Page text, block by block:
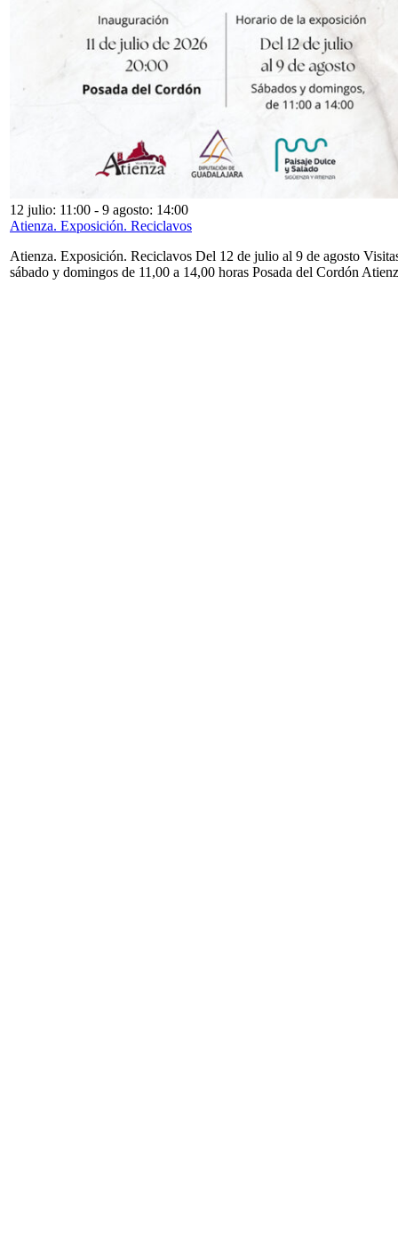
12 julio: 11:00 - 9 agosto: 14:00
Atienza. Exposición. Reciclavos
Atienza. Exposición. Reciclavos Del 12 de julio al 9 de agosto
sábado y domingos de 11,00 a 14,00 horas Posada del Cordón